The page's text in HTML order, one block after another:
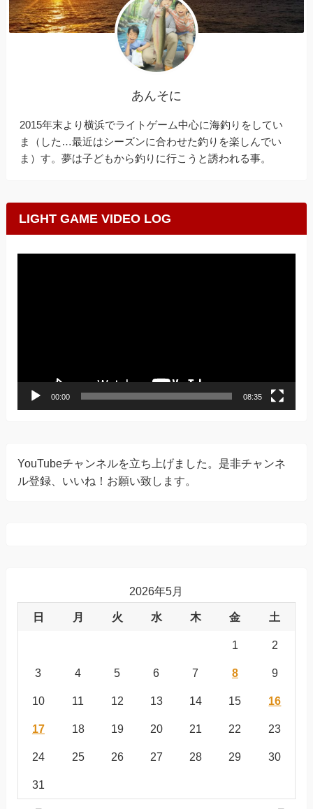
あんそに
2015年末より横浜でライトゲーム中心に海釣りをしてい
ま（した…最近はシーズンに合わせた釣りを楽しんでい
ま）す。夢は子どもから釣りに行こうと誘われる事。
LIGHT GAME VIDEO LOG
00:00 08:35
YouTubeチャンネルを立ち上げました。是非チャンネ
ル登録、いいね！お願い致します。
2026年5月
日 月 火 水 木 金 土
1 2
3 4 5 6 7 8 9
10 11 12 13 14 15 16
17 18 19 20 21 22 23
24 25 26 27 28 29 30
31